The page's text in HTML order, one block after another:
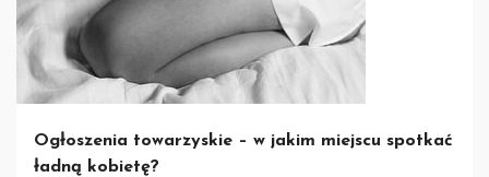
Ogłoszenia towarzyskie – w jakim miejscu spotkać
ładną kobietę?